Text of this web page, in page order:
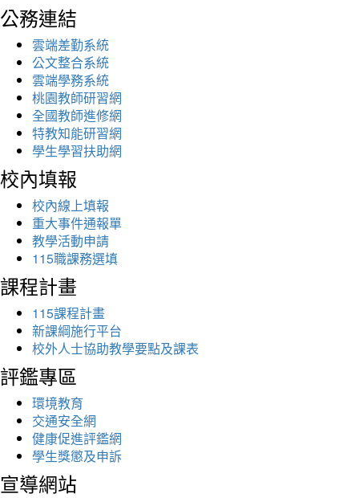
公務連結
雲端差勤系統
公文整合系統
雲端學務系統
桃園教師研習網
全國教師進修網
特教知能研習網
學生學習扶助網
校內填報
校內線上填報
重大事件通報單
教學活動申請
115職課務選填
課程計畫
115課程計畫
新課綱施行平台
校外人士協助教學要點及課表
評鑑專區
環境教育
交通安全網
健康促進評鑑網
學生獎懲及申訴
宣導網站